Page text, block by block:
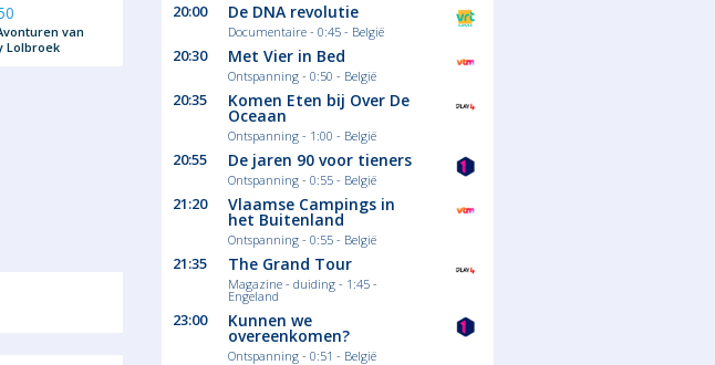
van
Lolbroek
20:00 De DNA revolutie
Documentaire - 0:45 - België
20:30 Met Vier in Bed
Ontspanning - 0:50 - België
20:35 Komen Eten bij Over De
Oceaan
Ontspanning - 1:00 - België
20:55 De jaren 90 voor tieners
Ontspanning - 0:55 - België
21:20 Vlaamse Campings in
het Buitenland
Ontspanning - 0:55 - België
21:35 The Grand Tour
Magazine - duiding - 1:45 -
Engeland
23:00 Kunnen we
overeenkomen?
Ontspanning - 0:51 - België